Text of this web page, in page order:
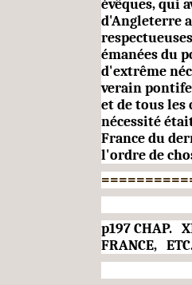
évêques, qui
d'Angleterre
émanées du
d'extrême
verain pontife
et de tous les
nécessité
France du
l'ordre de
p197 CHAP.
FRANCE,